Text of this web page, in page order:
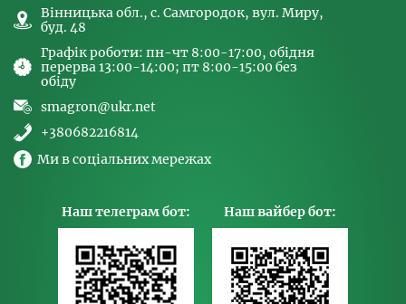
Вінницька обл., с. Самгородок, вул. Миру,
буд. 48
Графік роботи: пн-чт 8:00-17:00, обідня
перерва 13:00-14:00; пт 8:00-15:00 без
обіду
smagron@ukr.net
+380682216814
Ми в соціальних мережах
Наш телеграм бот: Наш вайбер бот: